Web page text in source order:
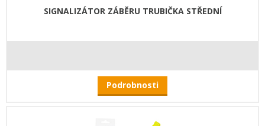
SIGNALIZÁTOR ZÁBĚRU TRUBIČKA STŘEDNÍ
Podrobnosti